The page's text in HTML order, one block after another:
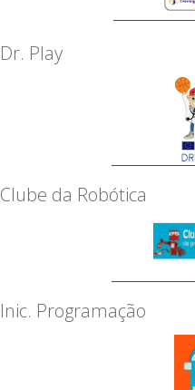
Dr. Play
Clube da Robótica
Inic. Programação